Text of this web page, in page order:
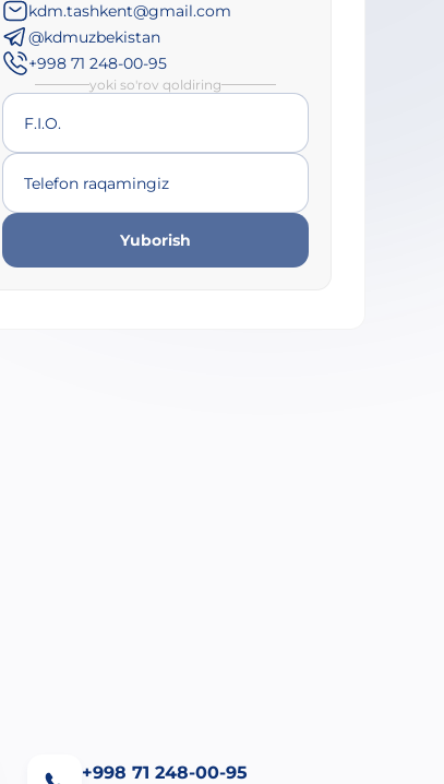
kdm.tashkent@gmail.com
@kdmuzbekistan
+998 71 248-00-95
yoki so'rov qoldiring
F.I.O.
Telefon raqamingiz
Yuborish
+998 71 248-00-95